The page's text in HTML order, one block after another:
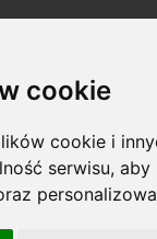
cookie
cookie i
serwisu,aby